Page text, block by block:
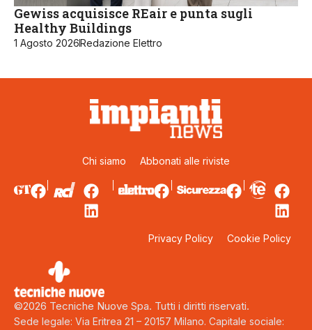
Gewiss acquisisce REair e punta sugli
Healthy Buildings
1 Agosto 2026Redazione Elettro
Chi siamo Abbonati alle riviste
Privacy Policy Cookie Policy
©2026 Tecniche Nuove Spa. Tutti i diritti riservati.
Sede legale: Via Eritrea 21 – 20157 Milano. Capitale sociale: